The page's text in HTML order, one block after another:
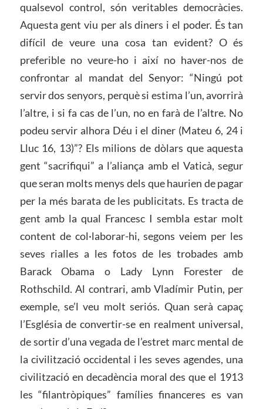
qualsevol control, són veritables democràcies.
Aquesta gent viu per als diners i el poder. És tan
difícil de veure una cosa tan evident? O és
preferible no veure-ho i així no haver-nos de
confrontar al mandat del Senyor: “Ningú pot
servir dos senyors, perquè si estima l’un, avorrirà
l’altre, i si fa cas de l’un, no en farà de l’altre. No
podeu servir alhora Déu i el diner (Mateu 6, 24 i
Lluc 16, 13)”? Els milions de dòlars que aquesta
gent “sacrifiqui” a l’aliança amb el Vaticà, segur
que seran molts menys dels que haurien de pagar
per la més barata de les publicitats. Es tracta de
gent amb la qual Francesc I sembla estar molt
content de col·laborar-hi, segons veiem per les
seves rialles a les fotos de les trobades amb
Barack Obama o Lady Lynn Forester de
Rothschild. Al contrari, amb Vladímir Putin, per
exemple, se’l veu molt seriós. Quan serà capaç
l’Església de convertir-se en realment universal,
de sortir d’una vegada de l’estret marc mental de
la civilització occidental i les seves agendes, una
civilització en decadència moral des que el 1913
les “filantròpiques” famílies financeres es van